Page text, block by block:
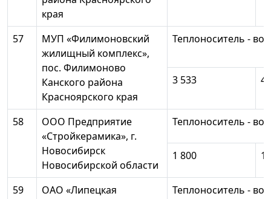
края
57
МУП «Филимоновский
жилищный комплекс»,
пос. Филимоново
Канского района
Красноярского края
Теплоноситель -
3 533 4
58
ООО Предприятие
«Стройкерамика», г.
Новосибирск
Новосибирской области
Теплоноситель -
1 800 1
59
ОАО «Липецкая
Теплоноситель -